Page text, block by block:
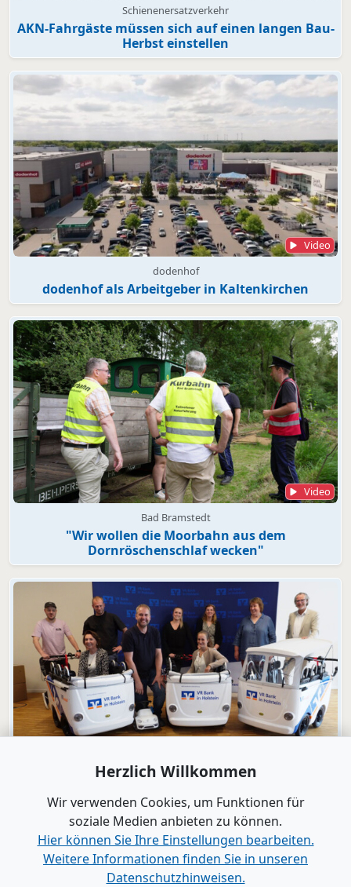
Schienenersatzverkehr
AKN-Fahrgäste müssen sich auf einen langen Bau-
Herbst einstellen
Video
dodenhof
dodenhof als Arbeitgeber in Kaltenkirchen
Video
Bad Bramstedt
"Wir wollen die Moorbahn aus dem
Dornröschenschlaf wecken"
Engagement
VR Bank in Holstein macht KiTas mobil!
Alle Videos anzeigen
Herzlich Willkommen
Wir verwenden Cookies, um Funktionen für
soziale Medien anbieten zu können.
Hier können Sie Ihre Einstellungen bearbeiten.
Weitere Informationen finden Sie in unseren
Datenschutzhinweisen.